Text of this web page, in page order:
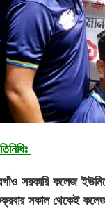
সরকারি কলেজ
সকাল থেকেই